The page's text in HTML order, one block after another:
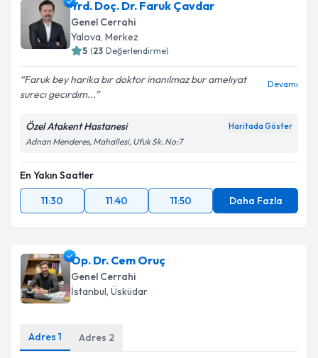
E-posta Adresiniz
Kişisel verilerimin işlenmesine ilişkinAydınlatma
Metni'ni okudum ve kişisel verilerimin belirtilen
Yrd. Doç. Dr. Faruk Çavdar
Genel Cerrahi
Yalova, Merkez
5 (23 Değerlendirme)
Faruk bey harika bır doktor inanılmaz bur amelıyat
surecı gecırdım...
Devamı
Özel Atakent Hastanesi Haritada Göster
Adnan Menderes, Mahallesi, Ufuk Sk. No:7
En Yakın Saatler
11:30
11:40 11:50 Daha Fazla
Op. Dr. Cem Oruç
Genel Cerrahi
İstanbul, Üsküdar
Adres 1 Adres 2